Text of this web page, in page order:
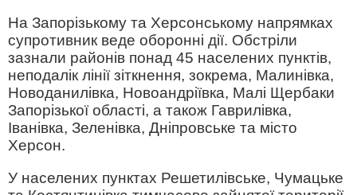
На Запорізькому та Херсонському напрямках
супротивник веде оборонні дії. Обстріли
зазнали районів понад 45 населених пунктів,
неподалік лінії зіткнення, зокрема, Малинівка,
Новоданилівка, Новоандріївка, Малі Щербаки
Запорізької області, а також Гаврилівка,
Іванівка, Зеленівка, Дніпровське та місто
Херсон.
У населених пунктах Решетилівське, Чумацьке